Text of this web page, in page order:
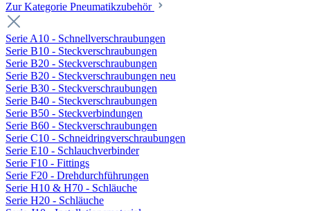
Zur Kategorie Pneumatikzubehör
Serie A10 - Schnellverschraubungen
Serie B10 - Steckverschraubungen
Serie B20 - Steckverschraubungen
Serie B20 - Steckverschraubungen neu
Serie B30 - Steckverschraubungen
Serie B40 - Steckverschraubungen
Serie B50 - Steckverbindungen
Serie B60 - Steckverschraubungen
Serie C10 - Schneidringverschraubungen
Serie E10 - Schlauchverbinder
Serie F10 - Fittings
Serie F20 - Drehdurchführungen
Serie H10 & H70 - Schläuche
Serie H20 - Schläuche